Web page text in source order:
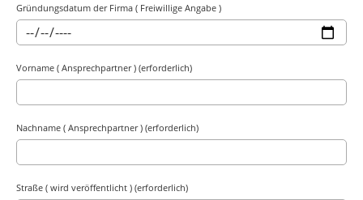
Gründungsdatum der Firma ( Freiwillige Angabe )
Vorname ( Ansprechpartner ) (erforderlich)
Nachname ( Ansprechpartner ) (erforderlich)
Straße ( wird veröffentlicht ) (erforderlich)